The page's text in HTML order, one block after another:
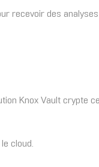
recevoir des
Knox Vault crypte
cloud.